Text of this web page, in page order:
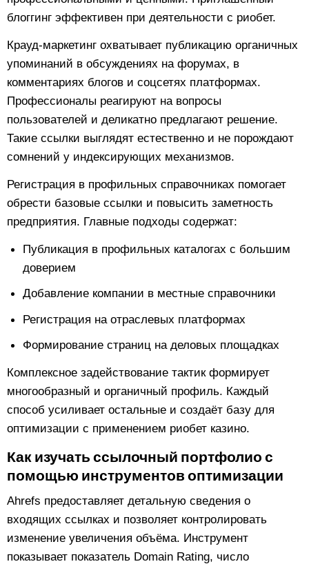
блоггинг эффективен при деятельности с риобет.
Крауд‑маркетинг охватывает публикацию органичных
упоминаний в обсуждениях на форумах, в
комментариях блогов и соцсетях платформах.
Профессионалы реагируют на вопросы
пользователей и деликатно предлагают решение.
Такие ссылки выглядят естественно и не порождают
сомнений у индексирующих механизмов.
Регистрация в профильных справочниках помогает
обрести базовые ссылки и повысить заметность
предприятия. Главные подходы содержат:
Публикация в профильных каталогах с большим
доверием
Добавление компании в местные справочники
Регистрация на отраслевых платформах
Формирование страниц на деловых площадках
Комплексное задействование тактик формирует
многообразный и органичный профиль. Каждый
способ усиливает остальные и создаёт базу для
оптимизации с применением риобет казино.
Как изучать ссылочный портфолио с
помощью инструментов оптимизации
Ahrefs предоставляет детальную сведения о
входящих ссылках и позволяет контролировать
изменение увеличения объёма. Инструмент
показывает показатель Domain Rating, число